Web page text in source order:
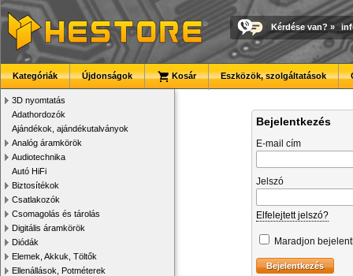
Kérdése van? »
Kategóriák Újdonságok Kosár Eszközök, szolgáltatások
3D nyomtatás
Adathordozók
Ajándékok, ajándékutalványok
Analóg áramkörök
Audiotechnika
Autó HiFi
Biztosítékok
Csatlakozók
Csomagolás és tárolás
Digitális áramkörök
Diódák
Elemek, Akkuk, Töltők
Ellenállások, Potméterek
Bejelentkezés
E-mail cím
Jelszó
Elfelejtett jelszó?
Maradjon